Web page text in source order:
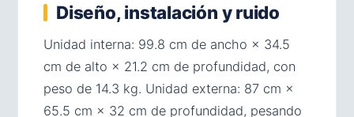
Diseño, instalación y ruido
Unidad interna: 99.8 cm de ancho × 34.5
cm de alto × 21.2 cm de profundidad, con
peso de 14.3 kg. Unidad externa: 87 cm ×
65.5 cm × 32 cm de profundidad, pesando